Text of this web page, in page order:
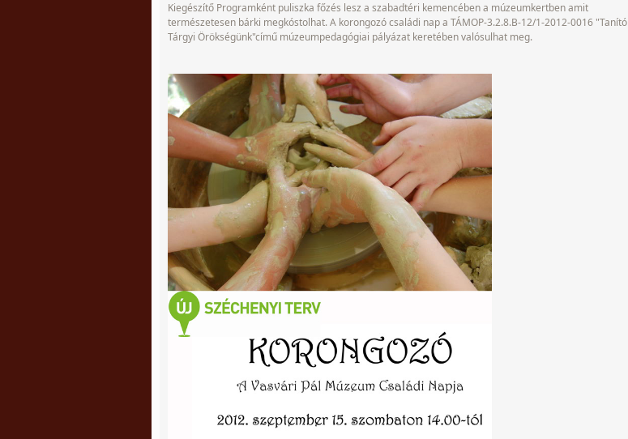
Kiegészítő Programként puliszka főzés lesz a szabadtéri kemencében a múzeumkertben amit
természetesen bárki megkóstolhat. A korongozó családi nap a TÁMOP-3.2.8.B-12/1-2012-0016 "Tanító
Tárgyi Örökségünk"című múzeumpedagógiai pályázat keretében valósulhat meg.